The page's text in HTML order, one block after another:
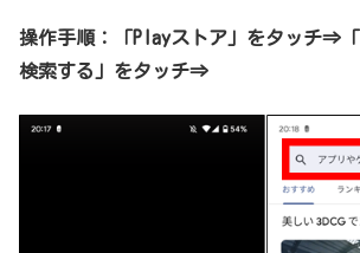
操作手順：「Playストア」をタッチ⇒
検索する」 をタッチ⇒